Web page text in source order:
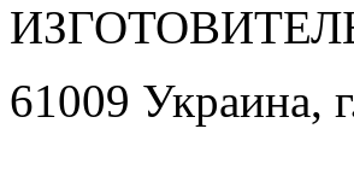
61009 Украина,